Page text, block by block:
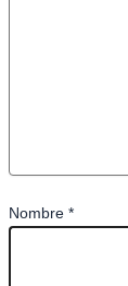
Nombre *